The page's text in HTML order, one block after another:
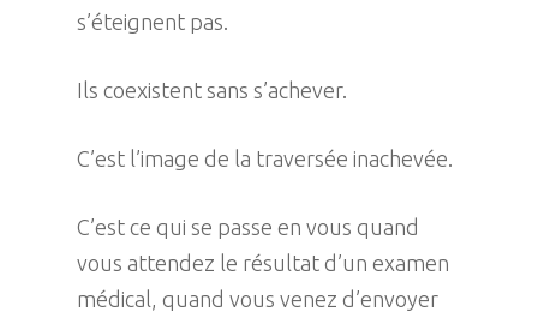
s’éteignent pas.
Ils coexistent sans s’achever.
C’est l’image de la traversée inachevée.
C’est ce qui se passe en vous quand
vous attendez le résultat d’un examen
médical, quand vous venez d’envoyer